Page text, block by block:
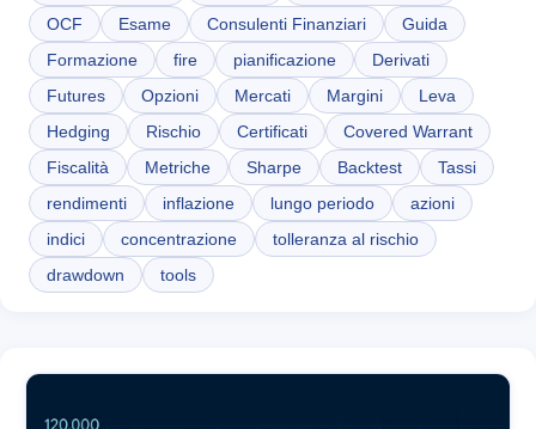
OCF
Esame Consulenti Finanziari
Guida
Formazione
fire pianificazione
Derivati
Futures
Opzioni Mercati Margini
Leva
Hedging
Rischio Certificati
Covered Warrant
Fiscalità
Metriche Sharpe Backtest
Tassi
rendimenti
inflazione lungo periodo
azioni
indici
concentrazione
tolleranza al rischio
drawdown
tools